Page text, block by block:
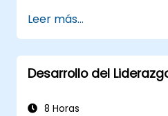
Booleana.
Vender la
colaborar con los
contratación.
Leer más...
Desarrollo del
8 Horas